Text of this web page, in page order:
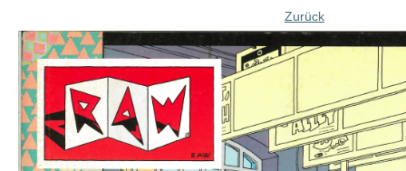
Zurück